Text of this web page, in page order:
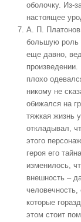
оболочку. Из-
настоящее
А. П.
большую роль
еще давно,
плохо
никому не
обижался на
тяжкая жизнь
откладывал,
этого
героя его
изменилось,
внешность –
человечность,
которые
этом стоит